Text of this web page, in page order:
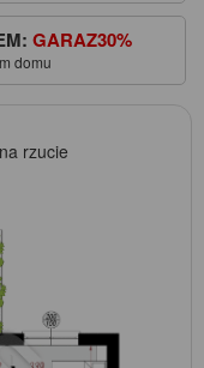
GARAZ30%
domu
na rzucie